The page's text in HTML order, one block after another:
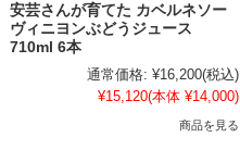
安芸さんが育てた カベルネソー
ヴィニヨンぶどうジュース
710ml 6本
通常価格: ¥16,200(税込)
¥15,120(本体 ¥14,000)
商品を見る